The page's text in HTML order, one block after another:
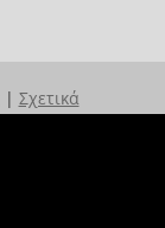
| Σχετικά